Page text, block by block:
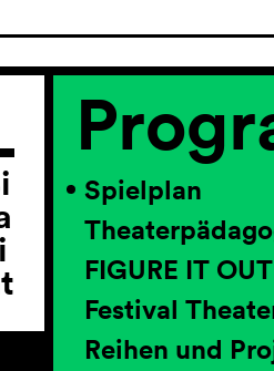
Spielplan
FIGURE IT OUT
Festival
Reihen und